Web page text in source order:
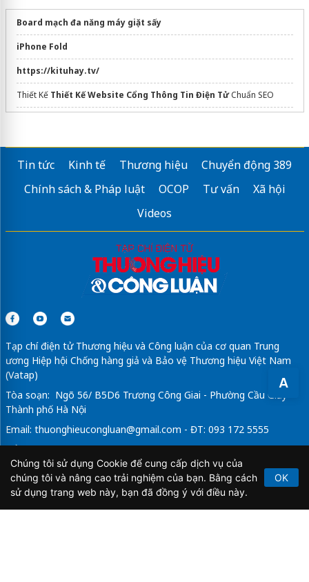
A
Board mạch đa năng máy giặt sấy
iPhone Fold
https://kituhay.tv/
Thiết Kế Thiết Kế Website Cổng Thông Tin Điện TửChuẩn SEO
cổng mở 2 cánh tự động
TạiXưởng in Phước Sang Gò Vấp
dán phim cách nhiệt ô tô
Sửa máy rửa bát bosch
Tin tức Kinh tế Thương hiệu
Chuyển động 389
Chính sách & Pháp luật
OCOP Tư vấn
Xã hội
Videos
Tạp chí điện tử Thương hiệu và Công luận của cơ quan Trung
ương Hiệp hội Chống hàng giả và Bảo vệ Thương hiệu Việt Nam
(Vatap)
Tòa soạn: Ngõ 56/ B5D6 Trương Công Giai - Phường Cầu Giấy -
Thành phố Hà Nội
Email: thuonghieucongluan@gmail.com - ĐT: 093 172 5555
Tổng Biên Tập: Vũ Đức Thuận
Giấy phép hoạt động báo chí điện tử số 64/GP-BTTTT do Bộ
Thông tin và Truyền thông cấp ngày 21/2/2020.
Chúng tôi sử dụng Cookie để cung cấp dịch vụ của
chúng tôi và nâng cao trải nghiệm của bạn. Bằng cách
sử dụng trang web này, bạn đã đồng ý với điều này.
OK